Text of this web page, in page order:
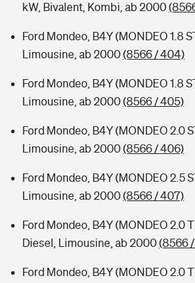
kW, Bivalent, Kombi, ab 2000
Ford Mondeo, B4Y (MONDEO 1.8
Limousine, ab 2000(8566 / 404)
Ford Mondeo, B4Y (MONDEO 1.8
Limousine, ab 2000(8566 / 405)
Ford Mondeo, B4Y (MONDEO 2.0
Limousine, ab 2000(8566 / 406)
Ford Mondeo, B4Y (MONDEO 2.5
Limousine, ab 2000(8566 / 407)
Ford Mondeo, B4Y (MONDEO 2.0
Diesel, Limousine, ab 2000(8566
Ford Mondeo, B4Y (MONDEO 2.0